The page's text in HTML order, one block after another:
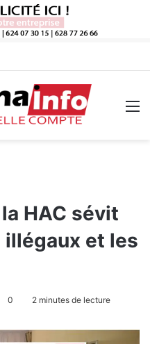
HAC sévit
et les
0 2 minutes de lecture